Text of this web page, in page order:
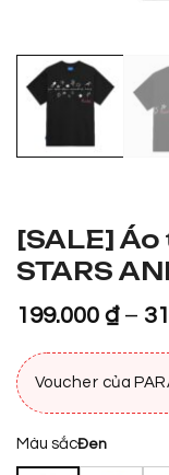
[SALE]
STARS
199.000 ₫–
Voucher của
Màu sắcĐen